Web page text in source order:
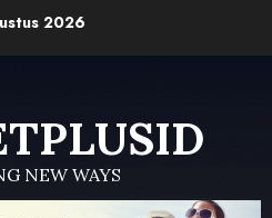
2026
NEW WAYS